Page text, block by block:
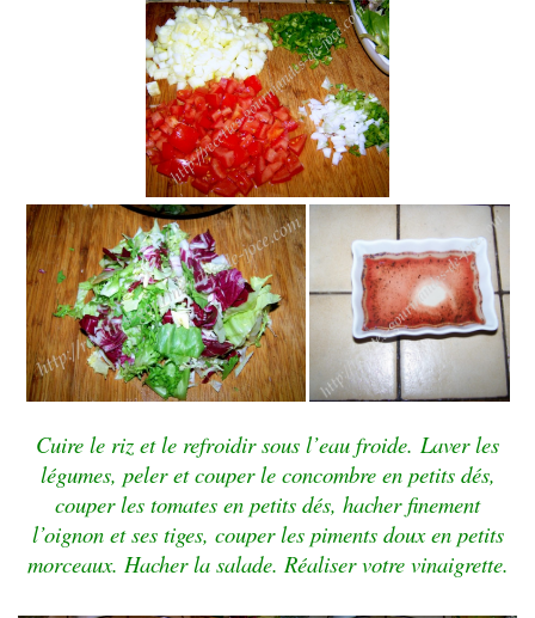
Cuire le riz et le refroidir sous l’eau froide. Laver les
légumes, peler et couper le concombre en petits dés,
couper les tomates en petits dés, hacher finement
l’oignon et ses tiges, couper les piments doux en petits
morceaux. Hacher la salade. Réaliser votre vinaigrette.